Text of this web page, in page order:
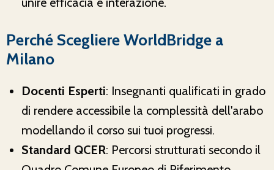
Perché Scegliere WorldBridge a
Milano
Docenti Esperti: Insegnanti qualificati in grado
di rendere accessibile la complessità dell'arabo
modellando il corso sui tuoi progressi.
Standard QCER: Percorsi strutturati secondo il